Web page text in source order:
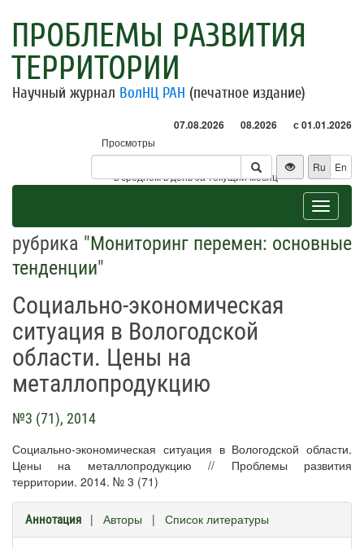
ПРОБЛЕМЫ РАЗВИТИЯ
ТЕРРИТОРИИ
Научный журнал ВолНЦ РАН (печатное издание)
07.08.2026 08.2026 с 01.01.2026
Просмотры
Посетители
* - в среднем в день за текущий месяц
Ru En
Toggle
рубрика "Мониторинг перемен: основные
тенденции"
Социально-экономическая
ситуация в Вологодской
области. Цены на
металлопродукцию
№3 (71), 2014
Социально-экономическая ситуация в Вологодской области.
Цены на металлопродукцию // Проблемы развития
территории. 2014. № 3 (71)
Аннотация | Авторы | Список литературы